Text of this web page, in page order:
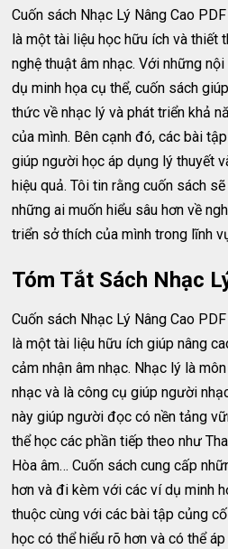
Cuốn sách Nhạc Lý Nâng Cao
là một tài liệu học hữu ích và thiết
nghệ thuật âm nhạc. Với những
dụ minh họa cụ thể, cuốn sách
thức về nhạc lý và phát triển khả
của mình. Bên cạnh đó, các bài
giúp người học áp dụng lý thuyết
hiệu quả. Tôi tin rằng cuốn sách
những ai muốn hiểu sâu hơn về
triển sở thích của mình trong lĩnh
Tóm Tắt Sách Nhạc
Cuốn sách Nhạc Lý Nâng Cao
là một tài liệu hữu ích giúp nâng
cảm nhận âm nhạc. Nhạc lý là
nhạc và là công cụ giúp người
này giúp người đọc có nền tảng
thể học các phần tiếp theo như
Hòa âm… Cuốn sách cung cấp
hơn và đi kèm với các ví dụ minh
thuộc cùng với các bài tập củng
học có thể hiểu rõ hơn và có thể